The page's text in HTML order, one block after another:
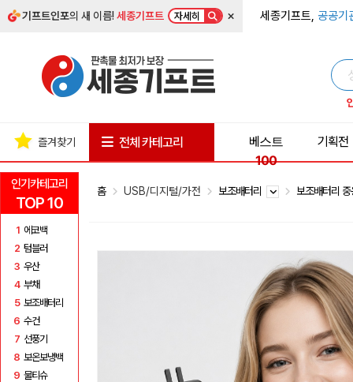
기프트인포의 새 이름!세종기프트 자세히 × 세종기프트, 공공기
인기카테고리
TOP 10
1 에코백
2 텀블러
3 우산
4 부채
5 보조배터리
6 수건
7 선풍기
8 보온보냉백
9 물티슈
즐겨찾기 전체 카테고리
베스트
100
기획전
홈 USB/디지털/가전 보조배터리 보조배터리